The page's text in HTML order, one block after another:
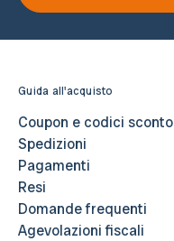
Guida all'acquisto
Coupon e codici sconto
Spedizioni
Pagamenti
Resi
Domande frequenti
Agevolazioni fiscali